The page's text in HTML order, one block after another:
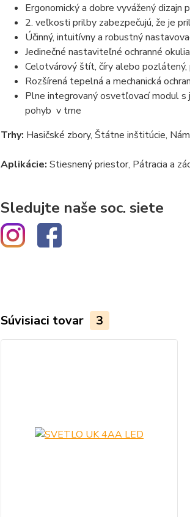
Ergonomický a dobre vyvážený
2. veľkosti prilby zabezpečujú, že je
Účinný, intuitívny a robustný
Jedinečné nastaviteľné ochranné
Celotvárový štít, číry alebo pozlátený,
Rozšírená tepelná a mechanická
Plne integrovaný osvetľovací modul s
pohyb v tme
Trhy: Hasičské zbory, Štátne inštitúcie,
Aplikácie: Stiesnený priestor, Pátracia a
Sledujte naše soc. siete
Súvisiaci tovar 3